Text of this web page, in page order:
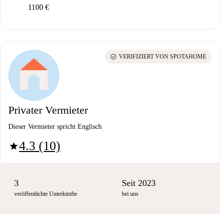
1100 €
Privater Vermieter
Dieser Vermieter spricht Englisch
star4.3 (10)
check_circle VERIFIZIERT VON SPOTAHOME
3
veröffentlichte Unterkünfte
Seit 2023
bei uns